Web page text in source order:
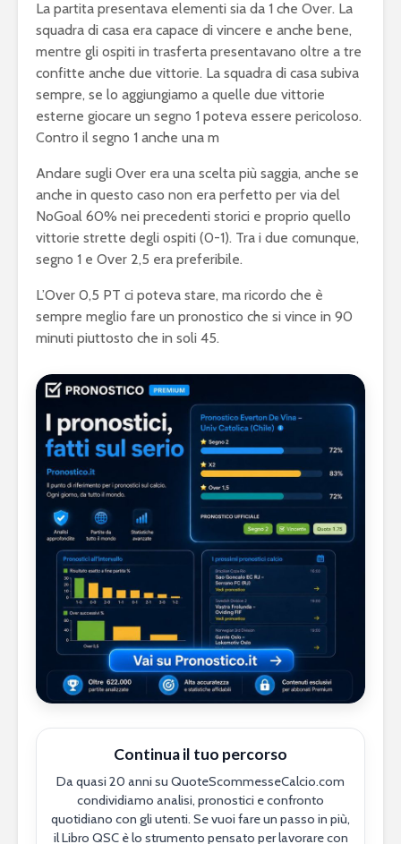
La partita presentava elementi sia da 1 che Over. La
squadra di casa era capace di vincere e anche bene,
mentre gli ospiti in trasferta presentavano oltre a tre
confitte anche due vittorie. La squadra di casa subiva
sempre, se lo aggiungiamo a quelle due vittorie
esterne giocare un segno 1 poteva essere pericoloso.
Contro il segno 1 anche una m
Andare sugli Over era una scelta più saggia, anche se
anche in questo caso non era perfetto per via del
NoGoal 60% nei precedenti storici e proprio quello
vittorie strette degli ospiti (0-1). Tra i due comunque,
segno 1 e Over 2,5 era preferibile.
L’Over 0,5 PT ci poteva stare, ma ricordo che è
sempre meglio fare un pronostico che si vince in 90
minuti piuttosto che in soli 45.
Continua il tuo percorso
Da quasi 20 anni su QuoteScommesseCalcio.com
condividiamo analisi, pronostici e confronto
quotidiano con gli utenti. Se vuoi fare un passo in più,
il Libro QSC è lo strumento pensato per lavorare con